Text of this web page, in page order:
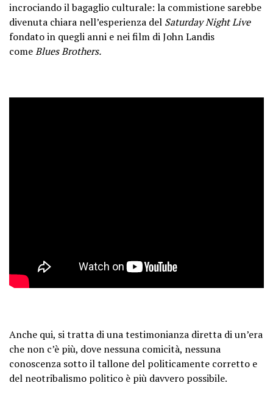
incrociando il bagaglio culturale: la commistione sarebbe
divenuta chiara nell’esperienza del Saturday Night Live
fondato in quegli anni e nei film di John Landis
comeBlues Brothers.
Anche qui, si tratta di una testimonianza diretta di un’era
che non c’è più, dove nessuna comicità, nessuna
conoscenza sotto il tallone del politicamente corretto e
del neotribalismo politico è più davvero possibile.